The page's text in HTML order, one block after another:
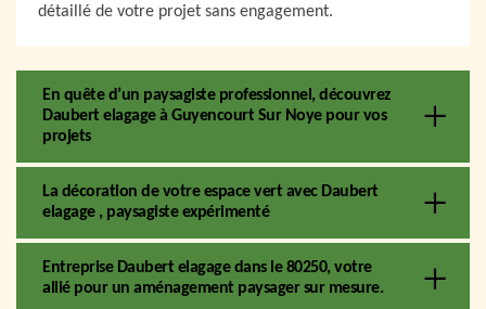
détaillé de votre projet sans engagement.
En quête d’un paysagiste professionnel, découvrez
Daubert elagage à Guyencourt Sur Noye pour vos
projets
La décoration de votre espace vert avec Daubert
elagage , paysagiste expérimenté
Entreprise Daubert elagage dans le 80250, votre
allié pour un aménagement paysager sur mesure.